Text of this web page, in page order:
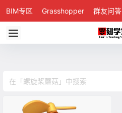
BIM专区 Grasshopper 群友问答